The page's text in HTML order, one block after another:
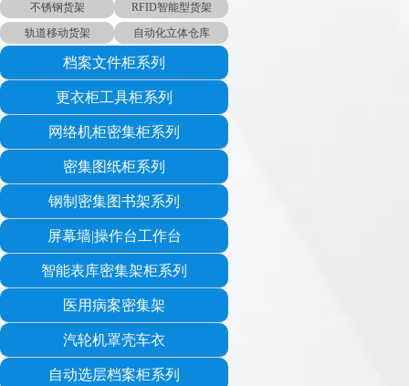
不锈钢货架
RFID智能型货架
轨道移动货架
自动化立体仓库
档案文件柜系列
更衣柜工具柜系列
网络机柜密集柜系列
密集图纸柜系列
钢制密集图书架系列
屏幕墙|操作台工作台
智能表库密集架柜系列
医用病案密集架
汽轮机罩壳车衣
自动选层档案柜系列